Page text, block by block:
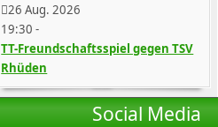
26 Aug. 2026
19:30 -
TT-Freundschaftsspiel gegen TSV
Rhüden
Social Media